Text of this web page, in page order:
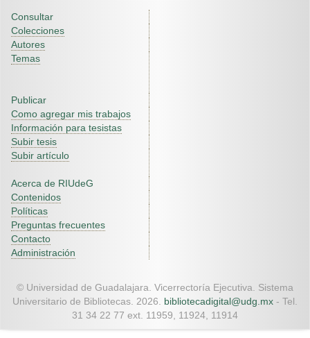
Consultar
Colecciones
Autores
Temas
Publicar
Como agregar mis trabajos
Información para tesistas
Subir tesis
Subir artículo
Acerca de RIUdeG
Contenidos
Políticas
Preguntas frecuentes
Contacto
Administración
© Universidad de Guadalajara. Vicerrectoría Ejecutiva. Sistema
Universitario de Bibliotecas. 2026. bibliotecadigital@udg.mx - Tel.
31 34 22 77 ext. 11959, 11924, 11914